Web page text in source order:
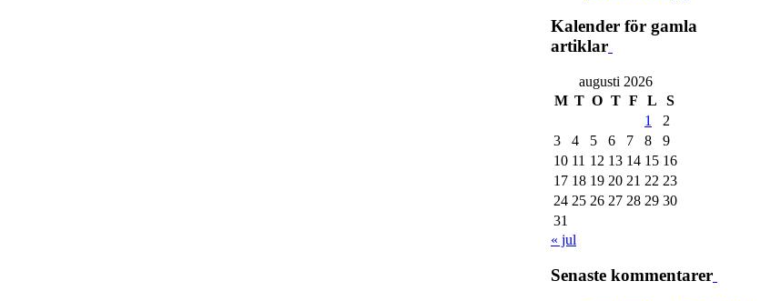
Kalender för gamla
artiklar
augusti 2026
M T O T F L
S
1
2
3
4 5 6 7 8
9
10 11 12 13 14 15 16
17 18 19 20 21 22 23
24 25 26 27 28 29 30
31
« jul
Senaste kommentarer